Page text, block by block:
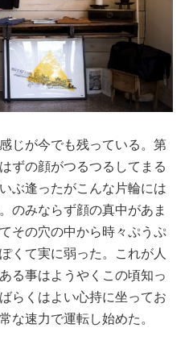
じが今でも残っている。第
ずの顔がつるつるしてまる
ぶ逢ったがこんな片輪には
のみならず顔の真中があま
その穴の中から時々ぷうぷ
くて実に弱った。これが人
る事はようやくこの頃知っ
らくはよい心持に坐ってお
な速力で運転し始めた。